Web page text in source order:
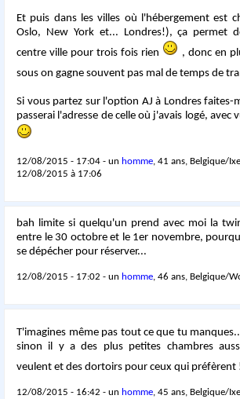
Et puis dans les villes où l'hébergement est
Oslo, New York et... Londres!), ça permet
centre ville pour trois fois rien
, donc en
sous on gagne souvent pas mal de temps de
Si vous partez sur l'option AJ à Londres faites-
passerai l'adresse de celle où j'avais logé, avec
12/08/2015 - 17:04 - un homme, 41 ans, Belgique/
12/08/2015 à 17:06
bah limite si quelqu'un prend avec moi la
entre le 30 octobre et le 1er novembre,
se dépécher pour réserver...
12/08/2015 - 17:02 - un homme, 46 ans, Belgique/
T'imagines même pas tout ce que tu
sinon il y a des plus petites chambres
veulent et des dortoirs pour ceux qui préfèrent
12/08/2015 - 16:42 - un homme, 45 ans, Belgique/